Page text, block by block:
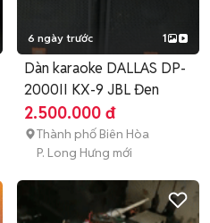
6 ngày trước 1
Dàn karaoke DALLAS DP-
2000II KX-9 JBL Đen
2.500.000 đ
Thành phố Biên Hòa
P. Long Hưng mới